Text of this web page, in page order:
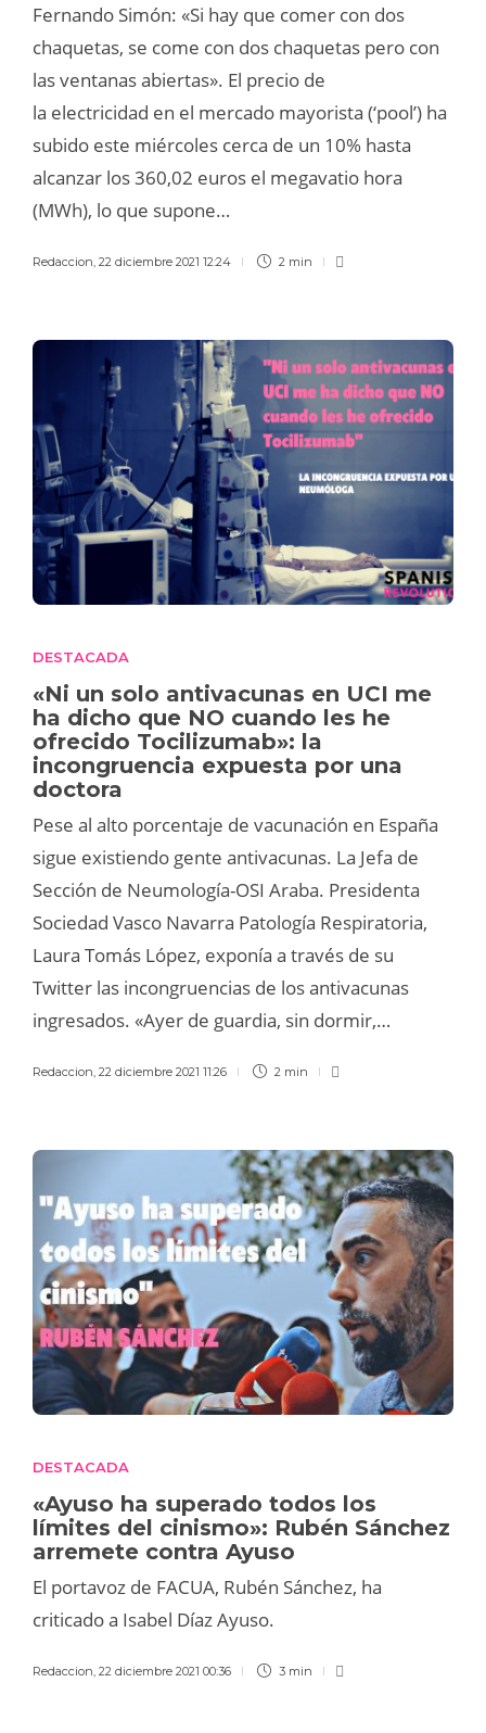
Fernando Simón: «Si hay que comer con dos
chaquetas, se come con dos chaquetas pero con
las ventanas abiertas». El precio de
la electricidad en el mercado mayorista (‘pool’) ha
subido este miércoles cerca de un 10% hasta
alcanzar los 360,02 euros el megavatio hora
(MWh), lo que supone…
Redaccion 22 diciembre 2021 12:24 2 min
DESTACADA
«Ni un solo antivacunas en UCI me
ha dicho que NO cuando les he
ofrecido Tocilizumab»: la
incongruencia expuesta por una
doctora
Pese al alto porcentaje de vacunación en España
sigue existiendo gente antivacunas. La Jefa de
Sección de Neumología-OSI Araba. Presidenta
Sociedad Vasco Navarra Patología Respiratoria,
Laura Tomás López, exponía a través de su
Twitter las incongruencias de los antivacunas
ingresados. «Ayer de guardia, sin dormir,…
Redaccion, 22 diciembre 2021 11:26 2 min
DESTACADA
«Ayuso ha superado todos los
límites del cinismo»: Rubén Sánchez
arremete contra Ayuso
El portavoz de FACUA, Rubén Sánchez, ha
criticado a Isabel Díaz Ayuso.
Redaccion, 22 diciembre 2021 00:36 3 min